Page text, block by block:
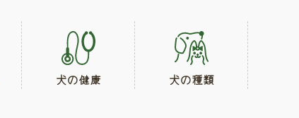
犬の健康 犬の種類